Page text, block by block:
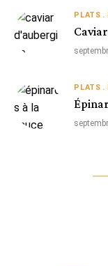
PLATS
PLATS